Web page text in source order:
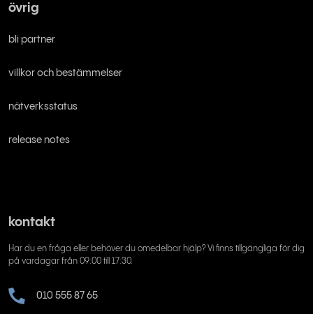
övrig
bli partner
villkor och bestämmelser
nätverksstatus
release notes
kontakt
Har du en fråga eller behöver du omedelbar hjälp? Vi finns tillgängliga för dig
på vardagar från 09:00 till 17:30.
010 555 87 65